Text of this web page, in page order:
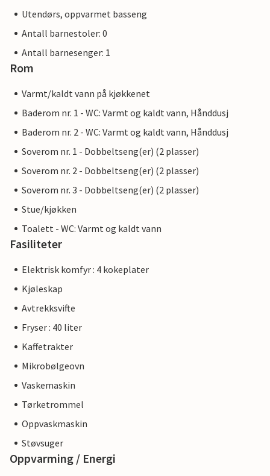
Utendørs, oppvarmet basseng
Antall barnestoler: 0
Antall barnesenger: 1
Rom
Varmt/kaldt vann på kjøkkenet
Baderom nr. 1 - WC: Varmt og kaldt vann, Hånddusj
Baderom nr. 2 - WC: Varmt og kaldt vann, Hånddusj
Soverom nr. 1 - Dobbeltseng(er) (2 plasser)
Soverom nr. 2 - Dobbeltseng(er) (2 plasser)
Soverom nr. 3 - Dobbeltseng(er) (2 plasser)
Stue/kjøkken
Toalett - WC: Varmt og kaldt vann
Fasiliteter
Elektrisk komfyr : 4 kokeplater
Kjøleskap
Avtrekksvifte
Fryser : 40 liter
Kaffetrakter
Mikrobølgeovn
Vaskemaskin
Tørketrommel
Oppvaskmaskin
Støvsuger
Oppvarming / Energi